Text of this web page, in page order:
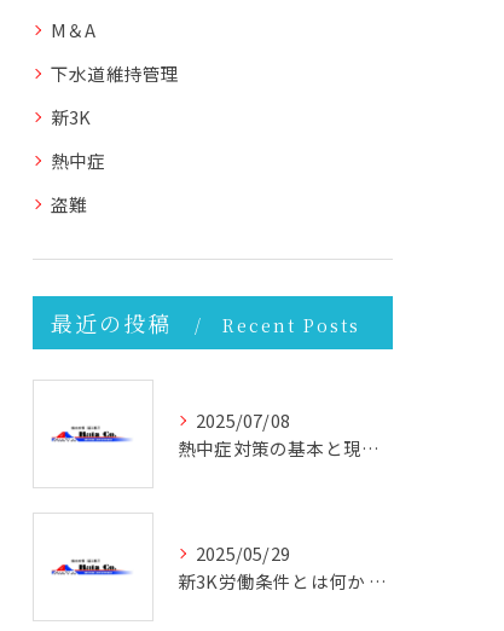
M＆A
下水道維持管理
新3K
熱中症
盗難
最近の投稿 Recent Posts
2025/07/08
熱中症対策の基本と現場で実践できる効果的な方法
2025/05/29
新3K労働条件とは何か 働きやすさと未来を考える